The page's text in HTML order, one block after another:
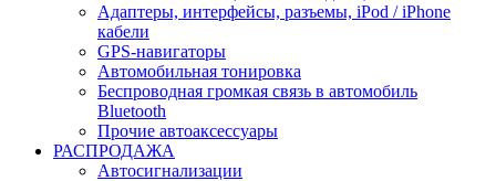
Адаптеры, интерфейсы, разъемы, iPod / iPhone
кабели
GPS-навигаторы
Автомобильная тонировка
Беспроводная громкая связь в автомобиль
Bluetooth
Прочие автоаксессуары
РАСПРОДАЖА
Автосигнализации